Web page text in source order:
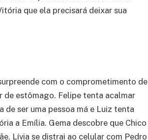
que ela precisará deixar sua
com o comprometimento de
de estômago. Felipe tenta acalmar
ser uma pessoa má e Luiz tenta
a Emília. Gema descobre que Chico
Lívia se distrai ao celular com Pedro